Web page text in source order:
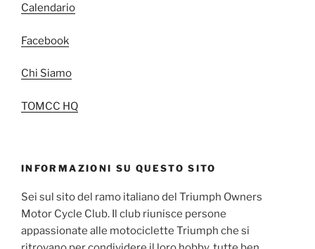
Calendario
Facebook
Chi Siamo
TOMCC HQ
INFORMAZIONI SU QUESTO SITO
Sei sul sito del ramo italiano del Triumph Owners
Motor Cycle Club. Il club riunisce persone
appassionate alle motociclette Triumph che si